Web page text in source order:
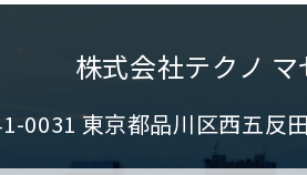
株式会社テクノ
0031 東京都品川区西五反